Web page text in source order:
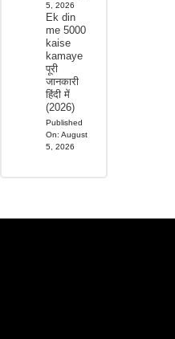
5, 2026
Ek din
me 5000
kaise
kamaye
पूरी
जानकारी
हिंदी में
(2026)
Published
On: August
5, 2026